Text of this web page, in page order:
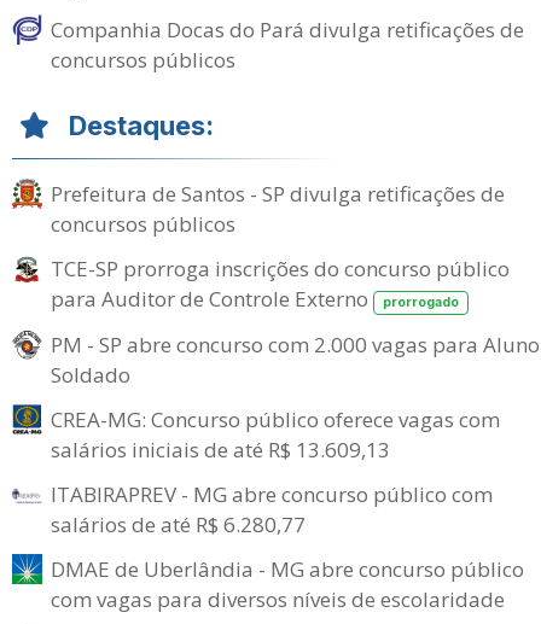
Companhia Docas do Pará divulga retificações de
concursos públicos
Destaques:
Prefeitura de Santos - SP divulga retificações de
concursos públicos
TCE-SP prorroga inscrições do concurso público
para Auditor de Controle Externo
prorrogado
PM - SP abre concurso com 2.000 vagas para
Soldado
CREA-MG: Concurso público oferece vagas com
salários iniciais de até R$ 13.609,13
ITABIRAPREV - MG abre concurso público com
salários de até R$ 6.280,77
DMAE de Uberlândia - MG abre concurso público
com vagas para diversos níveis de escolaridade